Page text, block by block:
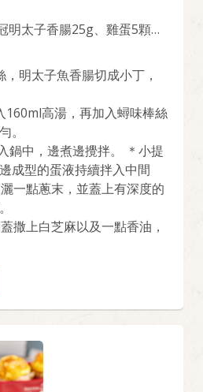
明太子香腸25g、雞蛋5顆、
白芝麻5g、香油5g
明太子魚香腸切成小丁，
160ml高湯，再加入蟳味棒絲
。
鍋中，邊煮邊攪拌。 ＊小提
成型的蛋液持續拌入中間
一點蔥末，並蓋上有深度的
撒上白芝麻以及一點香油，